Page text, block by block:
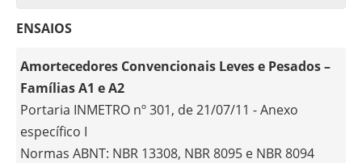
ENSAIOS
Amortecedores Convencionais Leves e Pesados –
Famílias A1 e A2
Portaria INMETRO nº 301, de 21/07/11 - Anexo
específico I
Normas ABNT: NBR 13308, NBR 8095 e NBR 8094